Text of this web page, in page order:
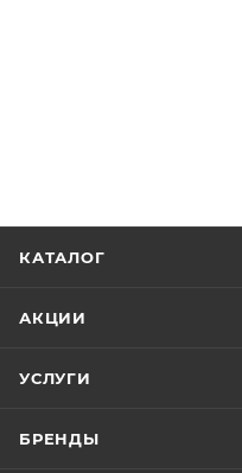
КАТАЛОГ
АКЦИИ
УСЛУГИ
БРЕНДЫ